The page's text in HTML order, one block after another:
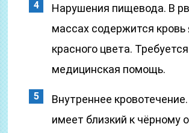
Нарушения пищевода. В
массах содержится кровь
красного цвета. Требуется
медицинская помощь.
Внутреннее
имеет близкий к чёрному